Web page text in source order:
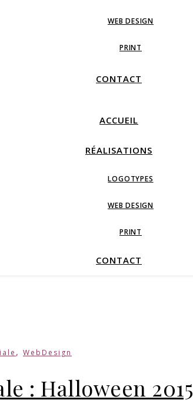
WEB DESIGN
PRINT
CONTACT
ACCUEIL
RÉALISATIONS
LOGOTYPES
WEB DESIGN
PRINT
CONTACT
, WebDesign
: Halloween 2015